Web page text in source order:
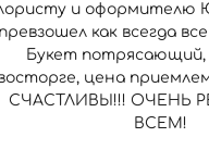
и оформителю
превзошел как всегда
Букет потрясающий,
цена
СЧАСТЛИВЫ!!! ОЧЕНЬ
ВСЕМ!